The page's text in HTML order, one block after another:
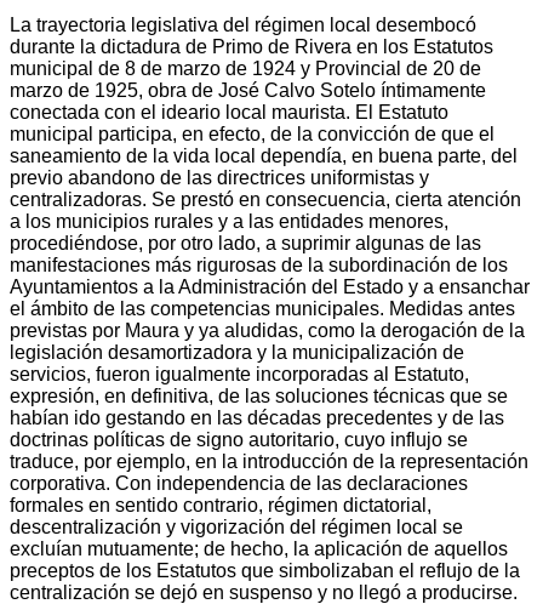
La trayectoria legislativa del régimen local desembocó
durante la dictadura de Primo de Rivera en los Estatutos
municipal de 8 de marzo de 1924 y Provincial de 20 de
marzo de 1925, obra de José Calvo Sotelo íntimamente
conectada con el ideario local maurista. El Estatuto
municipal participa, en efecto, de la convicción de que el
saneamiento de la vida local dependía, en buena parte, del
previo abandono de las directrices uniformistas y
centralizadoras. Se prestó en consecuencia, cierta atención
a los municipios rurales y a las entidades menores,
procediéndose, por otro lado, a suprimir algunas de las
manifestaciones más rigurosas de la subordinación de los
Ayuntamientos a la Administración del Estado y a ensanchar
el ámbito de las competencias municipales. Medidas antes
previstas por Maura y ya aludidas, como la derogación de la
legislación desamortizadora y la municipalización de
servicios, fueron igualmente incorporadas al Estatuto,
expresión, en definitiva, de las soluciones técnicas que se
habían ido gestando en las décadas precedentes y de las
doctrinas políticas de signo autoritario, cuyo influjo se
traduce, por ejemplo, en la introducción de la representación
corporativa. Con independencia de las declaraciones
formales en sentido contrario, régimen dictatorial,
descentralización y vigorización del régimen local se
excluían mutuamente; de hecho, la aplicación de aquellos
preceptos de los Estatutos que simbolizaban el reflujo de la
centralización se dejó en suspenso y no llegó a producirse.